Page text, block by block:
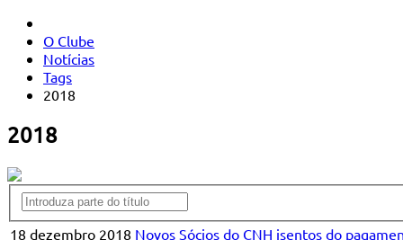
O Clube
Notícias
Tags
2018
2018
18 dezembro 2018 Novos Sócios do CNH isentos do